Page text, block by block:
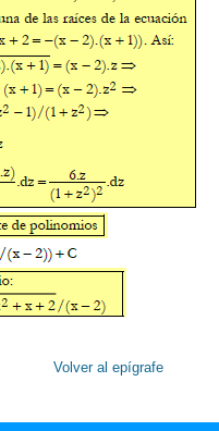
Volver al epígrafe